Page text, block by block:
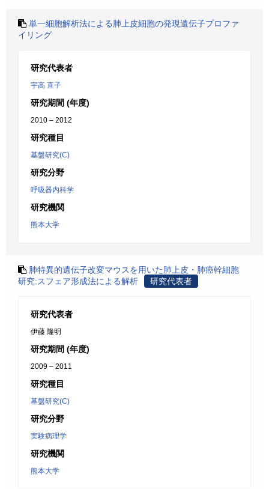
単一細胞解析法による肺上皮細胞の発現遺伝子プロファ
イリング
研究代表者
宇高 直子
研究期間 (年度)
2010 – 2012
研究種目
基盤研究(C)
研究分野
呼吸器内科学
研究機関
熊本大学
肺特異的遺伝子改変マウスを用いた肺上皮・肺癌幹細胞
研究:スフェア形成法による解析
研究代表者
研究代表者
伊藤 隆明
研究期間 (年度)
2009 – 2011
研究種目
基盤研究(C)
研究分野
実験病理学
研究機関
熊本大学